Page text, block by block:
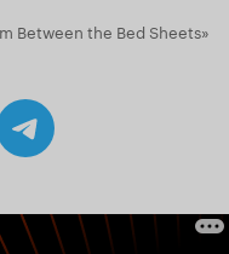
Between the Bed Sheets»